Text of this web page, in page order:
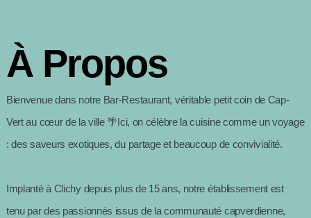
À Propos
Bienvenue dans notre Bar-Restaurant, véritable petit coin de Cap-
Vert au cœur de la ville 🌴Ici, on célèbre la cuisine comme un voyage
: des saveurs exotiques, du partage et beaucoup de convivialité.
Implanté à Clichy depuis plus de 15 ans, notre établissement est
tenu par des passionnés issus de la communauté capverdienne,